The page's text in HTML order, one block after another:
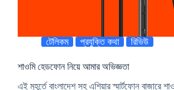
টেলিকম প্রযুক্তি কথা রিভিউ
শাওমি হেডফোন নিয়ে আমার অভিজ্ঞতা
এই মুহূর্তে বাংলাদেশ সহ এশিয়ার স্মার্টফোন বাজারে